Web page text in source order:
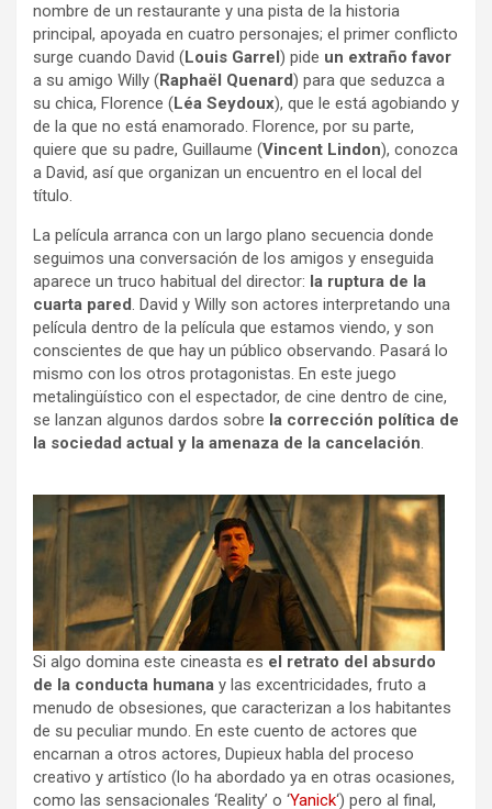
nombre de un restaurante y una pista de la historia
principal, apoyada en cuatro personajes; el primer conflicto
surge cuando David (Louis Garrel) pide un extraño favor
a su amigo Willy (Raphaël Quenard) para que seduzca a
su chica, Florence (Léa Seydoux), que le está agobiando y
de la que no está enamorado. Florence, por su parte,
quiere que su padre, Guillaume (Vincent Lindon), conozca
a David, así que organizan un encuentro en el local del
título.
La película arranca con un largo plano secuencia donde
seguimos una conversación de los amigos y enseguida
aparece un truco habitual del director: la ruptura de la
cuarta pared. David y Willy son actores interpretando una
película dentro de la película que estamos viendo, y son
conscientes de que hay un público observando. Pasará lo
mismo con los otros protagonistas. En este juego
metalingüístico con el espectador, de cine dentro de cine,
se lanzan algunos dardos sobre la corrección política de
la sociedad actual y la amenaza de la cancelación.
Si algo domina este cineasta es el retrato del absurdo
de la conducta humana y las excentricidades, fruto a
menudo de obsesiones, que caracterizan a los habitantes
de su peculiar mundo. En este cuento de actores que
encarnan a otros actores, Dupieux habla del proceso
creativo y artístico (lo ha abordado ya en otras ocasiones,
como las sensacionales ‘Reality’ o ‘Yanick‘) pero al final,